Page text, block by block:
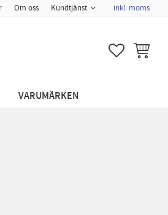
Om oss Kundtjänst inkl. moms
FAVORITER
VARUMÄRKEN